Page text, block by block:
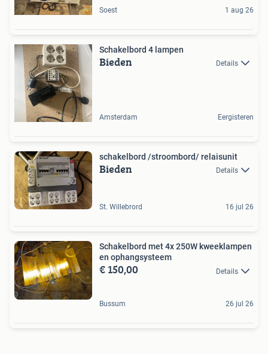
Soest 1 aug 26
Schakelbord 4 lampen
Bieden Details
Amsterdam Eergisteren
schakelbord /stroombord/ relaisunit
Bieden Details
St. Willebrord 16 jul 26
Schakelbord met 4x 250W kweeklampen
en ophangsysteem
€ 150,00 Details
Bussum 26 jul 26